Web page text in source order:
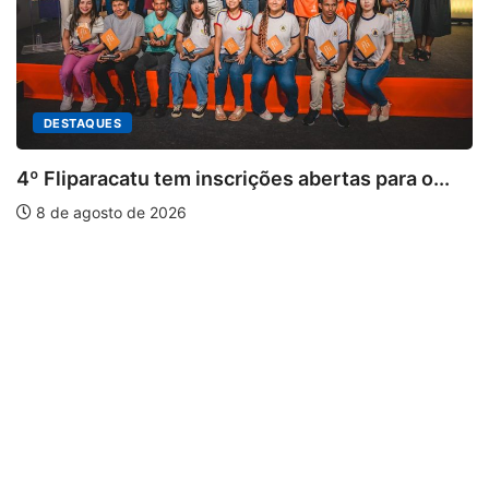
DESTAQUES
4º Fliparacatu tem inscrições abertas para o...
8 de agosto de 2026